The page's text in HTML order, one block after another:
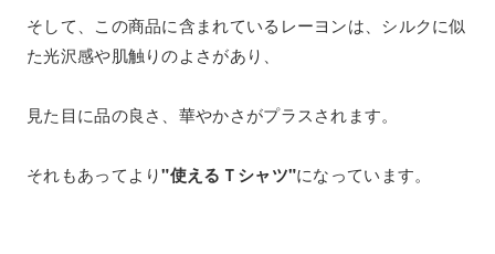
そして、この商品に含まれているレーヨンは、シルクに似
た光沢感や肌触りのよさがあり、
見た目に品の良さ、華やかさがプラスされます。
それもあってより"使えるＴシャツ"になっています。